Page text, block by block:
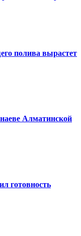
полива вырастет
Алматинской
готовность